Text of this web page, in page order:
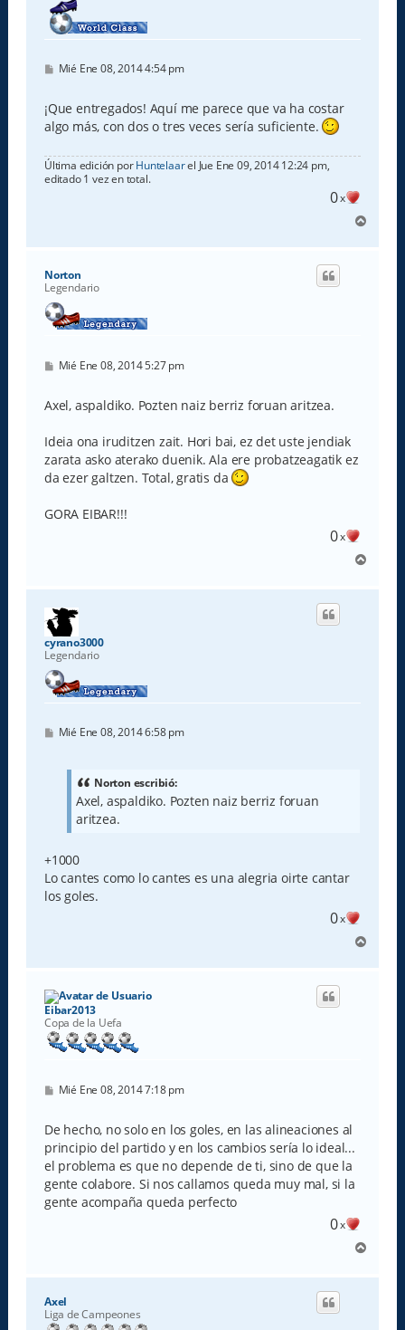
M
s
a
j
Mié Ene 08, 2014 4:54 pm
¡Que entregados! Aquí me parece que va ha costar
algo más, con dos o tres veces sería suficiente.
Última edición porHuntelaarel Jue Ene 09, 2014 12:24 pm,
editado 1 vez en total.
0x
r
Norton
Legendario
M
s
a
e
Mié Ene 08, 2014 5:27 pm
Axel, aspaldiko. Pozten naiz berriz foruan aritzea.
Ideia ona iruditzen zait. Hori bai, ez det uste jendiak
zarata asko aterako duenik. Ala ere probatzeagatik ez
da ezer galtzen. Total, gratis da
GORA EIBAR!!!
0x
r
cyrano3000
Legendario
M
Mié Ene 08, 2014 6:58 pm
Norton escribió:
Axel, aspaldiko. Pozten naiz berriz foruan
aritzea.
+1000
Lo cantes como lo cantes es una alegria oirte cantar
los goles.
0x
r
Eibar2013
Copa de la Uefa
M
s
a
j
e
Mié Ene 08, 2014 7:18 pm
De hecho, no solo en los goles, en las alineaciones al
principio del partido y en los cambios sería lo ideal...
el problema es que no depende de ti, sino de que la
gente colabore. Si nos callamos queda muy mal, si la
gente acompaña queda perfecto
0x
r
Axel
Liga de Campeones